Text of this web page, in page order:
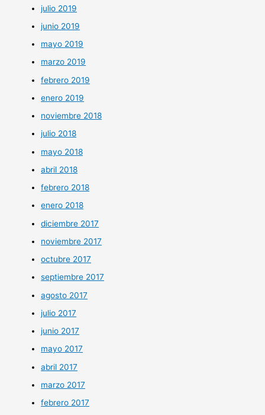
julio 2019
junio 2019
mayo 2019
marzo 2019
febrero 2019
enero 2019
noviembre 2018
julio 2018
mayo 2018
abril 2018
febrero 2018
enero 2018
diciembre 2017
noviembre 2017
octubre 2017
septiembre 2017
agosto 2017
julio 2017
junio 2017
mayo 2017
abril 2017
marzo 2017
febrero 2017